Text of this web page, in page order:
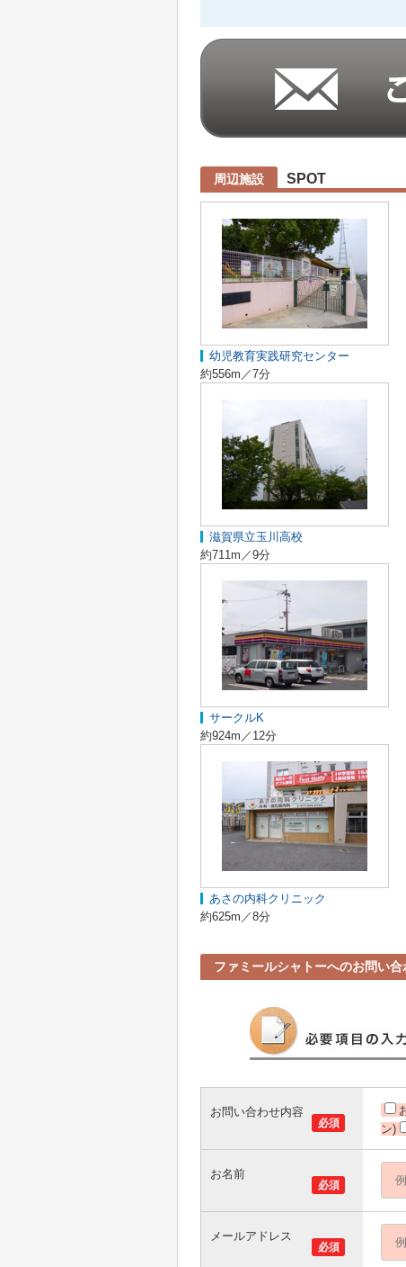
周辺施設 SPOT
幼児教育実践研究センター
約556m／7分
滋賀県立玉川高校
約711m／9分
サークルK
約924m／12分
あさの内科クリニック
約625m／8分
ファミールシャトーへのお問い合
必須
お問い合わせ内容
ン)
必須
お名前
必須
メールアドレス